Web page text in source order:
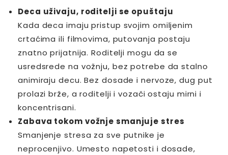
Deca uživaju, roditelji se opuštaju
Kada deca imaju pristup svojim omiljenim
crtaćima ili filmovima, putovanja postaju
znatno prijatnija. Roditelji mogu da se
usredsrede na vožnju, bez potrebe da stalno
animiraju decu. Bez dosade i nervoze, dug put
prolazi brže, a roditelji i vozači ostaju mirni i
koncentrisani.
Zabava tokom vožnje smanjuje stres
Smanjenje stresa za sve putnike je
neprocenjivo. Umesto napetosti i dosade,